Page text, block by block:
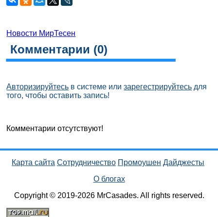
Новости МирТесен
Комментарии (0)
Авторизируйтесь в системе илизарегестрируйтесь для
того, чтобы оставить запись!
Комментарии отсутствуют!
Карта сайта Сотрудничество Промоушен Дайджесты
О блогах
Copyright © 2019-2026 MrCasades. All rights reserved.